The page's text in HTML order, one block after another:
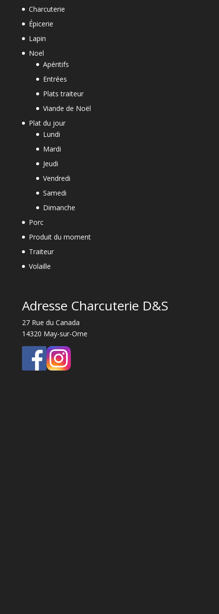
Charcuterie
Épicerie
Lapin
Noel
Apéritifs
Entrées
Plats traiteur
Viande de Noël
Plat du jour
Lundi
Mardi
Jeudi
Vendredi
Samedi
Dimanche
Porc
Produit du moment
Traiteur
Volaille
Adresse Charcuterie D&S
27 Rue du Canada
14320 May-sur-Orne